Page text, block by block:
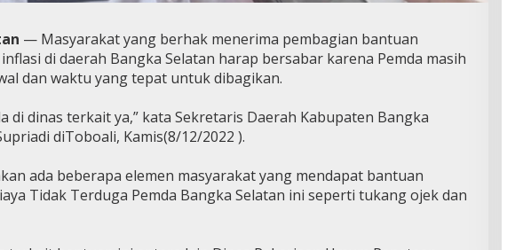
— Masyarakat yang berhak menerima pembagian bantuan
di daerah Bangka Selatan harap bersabar karena Pemda masih
dan waktu yang tepat untuk dibagikan.
di dinas terkait ya,” kata Sekretaris Daerah Kabupaten Bangka
diToboali, Kamis(8/12/2022 ).
ada beberapa elemen masyarakat yang mendapat bantuan
Tidak Terduga Pemda Bangka Selatan ini seperti tukang ojek dan